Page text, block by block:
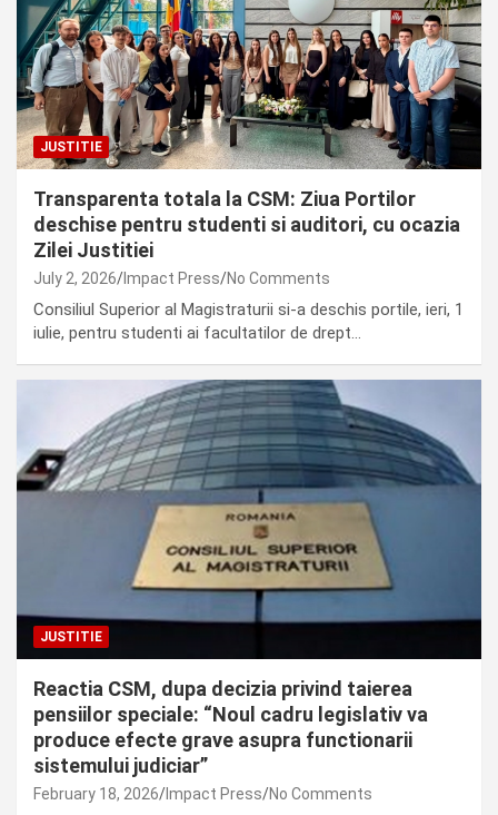
JUSTITIE
Transparenta totala la CSM: Ziua Portilor
deschise pentru studenti si auditori, cu ocazia
Zilei Justitiei
July 2, 2026 Impact Press No Comments
Consiliul Superior al Magistraturii si-a deschis portile, ieri, 1
iulie, pentru studenti ai facultatilor de drept…
JUSTITIE
Reactia CSM, dupa decizia privind taierea
pensiilor speciale: “Noul cadru legislativ va
produce efecte grave asupra functionarii
sistemului judiciar”
February 18, 2026 Impact Press No Comments